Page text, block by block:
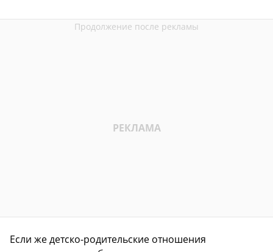
Если же детско-родительские отношения